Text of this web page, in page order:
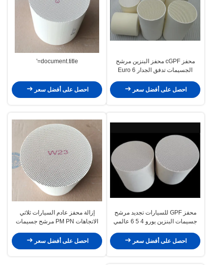
محفز cGPF محفز البنزين مرشح
الجسيمات تدفق الجدار Euro 6
احصل على أفضل سعر
document.title='
احصل على أفضل سعر
محفز GPF للسيارات تجديد مرشح
جسيمات البنزين يورو 4 5 6 عالمي
احصل على أفضل سعر
إزالة محفز عادم السيارات ثلاثي
الاتجاهات PM PN مرشح جسيمات
احصل على أفضل سعر